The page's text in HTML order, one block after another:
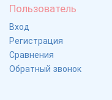
Пользователь
Вход
Регистрация
Сравнения
Обратный звонок